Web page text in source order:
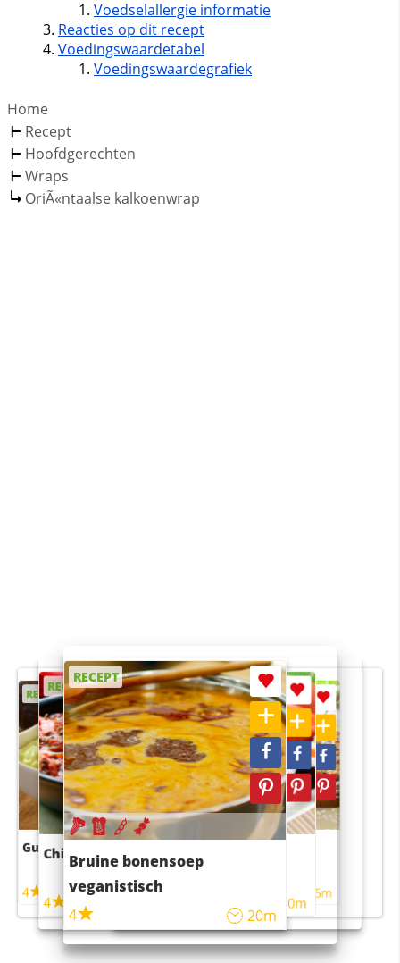
Voedselallergie informatie
Reacties op dit recept
Voedingswaardetabel
Voedingswaardegrafiek
Home
Recept
Hoofdgerechten
Wraps
OriÃ«ntaalse kalkoenwrap
RECEPT
Guacamole
4
RECEPT
Chili con carne
4
RECEPT
Bruine bonensoep
veganistisch
4
20m
RECEPT
Sushi rijstsalade
maaltijdsalade
40m
RECEPT
4 55m